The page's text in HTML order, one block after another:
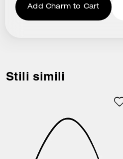
Add Charm to Cart
Stili simili